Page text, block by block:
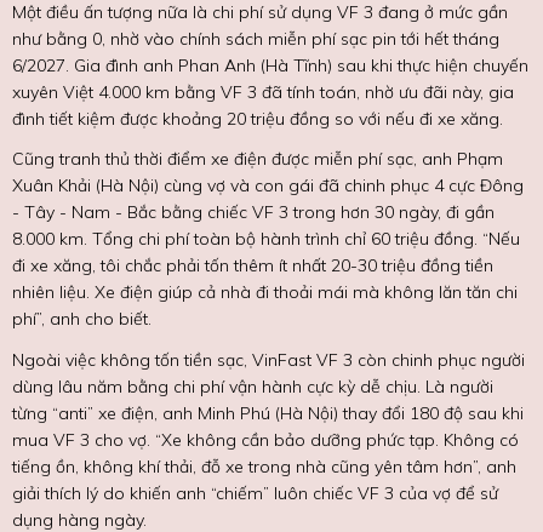
Một điều ấn tượng nữa là chi phí sử dụng VF 3 đang ở mức gần
như bằng 0, nhờ vào chính sách miễn phí sạc pin tới hết tháng
6/2027. Gia đình anh Phan Anh (Hà Tĩnh) sau khi thực hiện chuyến
xuyên Việt 4.000 km bằng VF 3 đã tính toán, nhờ ưu đãi này, gia
đình tiết kiệm được khoảng 20 triệu đồng so với nếu đi xe xăng.
Cũng tranh thủ thời điểm xe điện được miễn phí sạc, anh Phạm
Xuân Khải (Hà Nội) cùng vợ và con gái đã chinh phục 4 cực Đông
- Tây - Nam - Bắc bằng chiếc VF 3 trong hơn 30 ngày, đi gần
8.000 km. Tổng chi phí toàn bộ hành trình chỉ 60 triệu đồng. “Nếu
đi xe xăng, tôi chắc phải tốn thêm ít nhất 20-30 triệu đồng tiền
nhiên liệu. Xe điện giúp cả nhà đi thoải mái mà không lăn tăn chi
phí”, anh cho biết.
Ngoài việc không tốn tiền sạc, VinFast VF 3 còn chinh phục người
dùng lâu năm bằng chi phí vận hành cực kỳ dễ chịu. Là người
từng “anti” xe điện, anh Minh Phú (Hà Nội) thay đổi 180 độ sau khi
mua VF 3 cho vợ. “Xe không cần bảo dưỡng phức tạp. Không có
tiếng ồn, không khí thải, đỗ xe trong nhà cũng yên tâm hơn”, anh
giải thích lý do khiến anh “chiếm” luôn chiếc VF 3 của vợ để sử
dụng hàng ngày.